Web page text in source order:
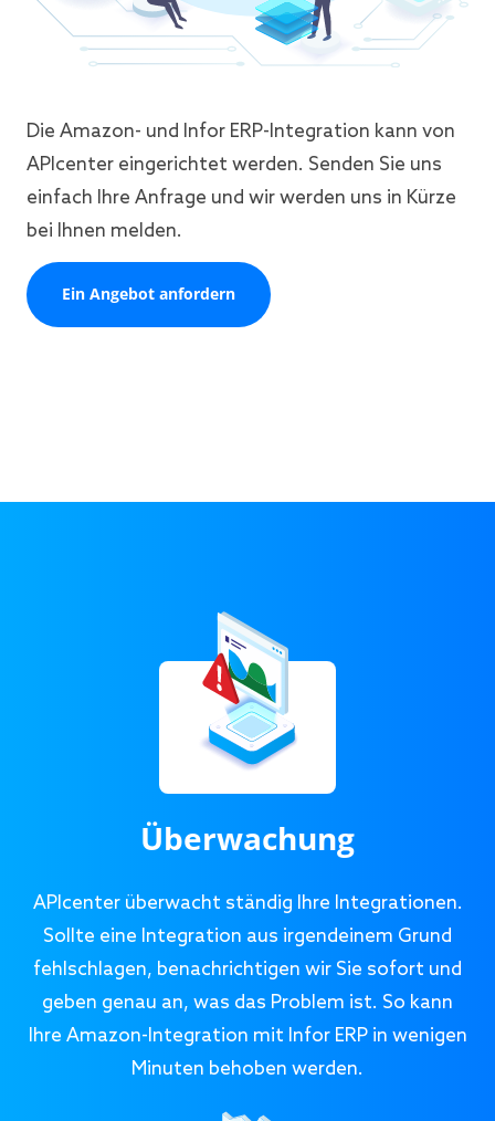
Die Amazon- und Infor ERP-Integration kann von
APIcenter eingerichtet werden. Senden Sie uns
einfach Ihre Anfrage und wir werden uns in Kürze
bei Ihnen melden.
Ein Angebot anfordern
Überwachung
APIcenter überwacht ständig Ihre Integrationen.
Sollte eine Integration aus irgendeinem Grund
fehlschlagen, benachrichtigen wir Sie sofort und
geben genau an, was das Problem ist. So kann
Ihre Amazon-Integration mit Infor ERP in wenigen
Minuten behoben werden.